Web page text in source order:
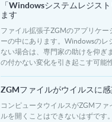
「Windowsシステムレジス
ます
ファイル拡張子ZGMのアプリケー
ーの中にあります。Windowsのレ
ない場合は、専門家の助けを仰ぎ
の付かない変化を引き起こす可能
ZGMファイルがウイルスに
コンピュータウイルスがZGMフ
ルを開くことはできないはずです